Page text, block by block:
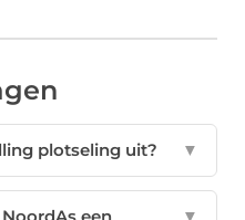
plotseling uit? ▼